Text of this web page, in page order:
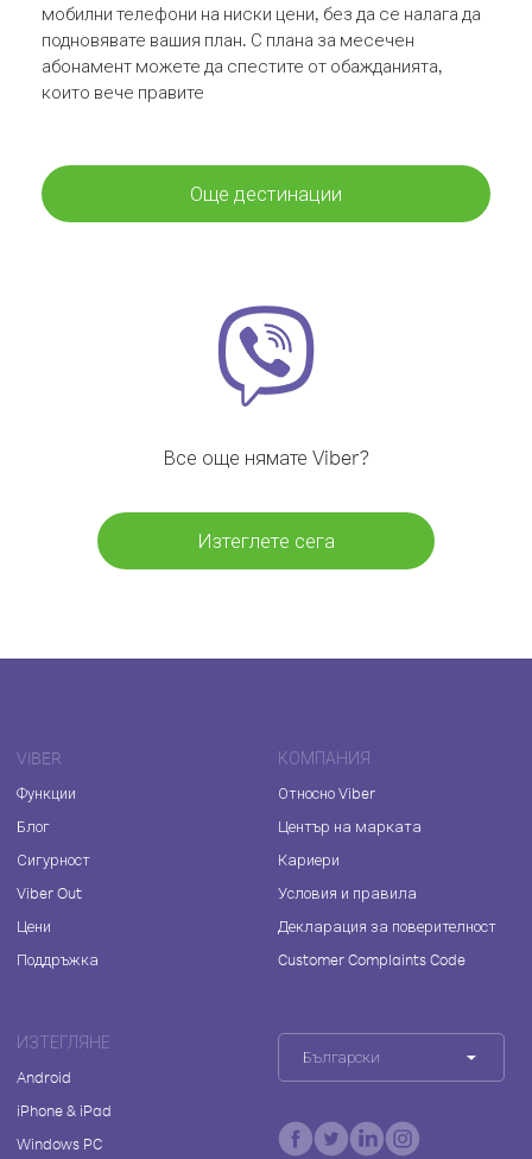
мобилни телефони на ниски цени, без да се налага да
подновявате вашия план. С плана за месечен
абонамент можете да спестите от обажданията,
които вече правите
Още дестинации
Все още нямате Viber?
Изтеглете сега
VIBER
Функции
Блог
Сигурност
Viber Out
Цени
Поддръжка
КОМПАНИЯ
Относно Viber
Център на марката
Кариери
Условия и правила
Декларация за поверителност
Customer Complaints Code
ИЗТЕГЛЯНЕ
Android
iPhone & iPad
Windows PC
Български